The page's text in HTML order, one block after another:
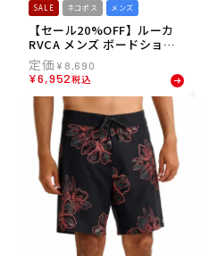
SALE ネコポス メンズ
【セール20%OFF】ルーカ
RVCA メンズ ボードショー
ツ トランクス VA ELASTIC
SHORT 17 ボードショーツ
BG041590
¥ 8,690
¥6,952税込